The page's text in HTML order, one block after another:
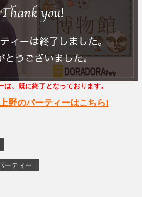
は、既に終了となっております。
野のパーティーはこちら!
ーティー